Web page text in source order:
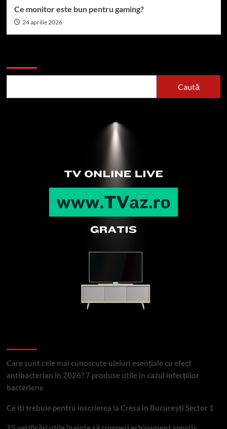
Ce monitor este bun pentru gaming?
24 aprilie 2026
Caută
Care sunt cele mai cunoscute uleiuri esențiale cu efect
antibacterian în 2026? 7 produse utile în cazul infecțiilor
bacteriene
Ce iti trebuie pentru inscrierea la Cresa in București Sector 1